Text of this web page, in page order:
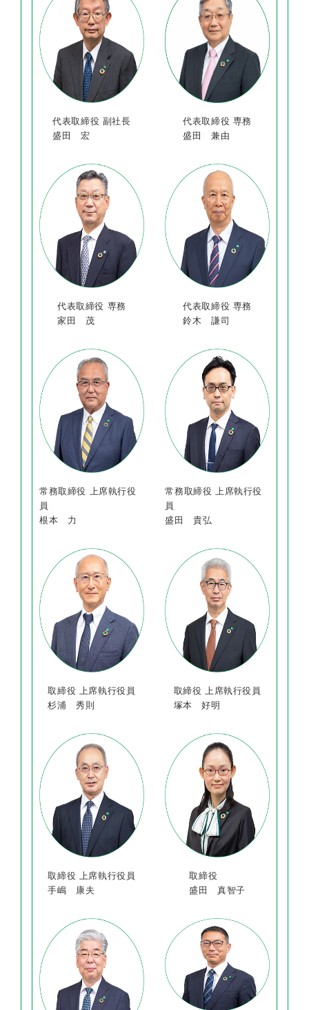
代表取締役 副社長
盛田 宏
代表取締役 専務
盛田 兼由
代表取締役 専務
家田 茂
代表取締役 専務
鈴木 謙司
常務取締役 上席執行役
員
根本 力
常務取締役 上席執行役
員
盛田 貴弘
取締役 上席執行役員
杉浦 秀則
取締役 上席執行役員
塚本 好明
取締役 上席執行役員
手嶋 康夫
取締役
盛田 真智子